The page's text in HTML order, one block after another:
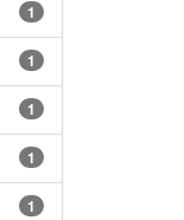
1
1
1
1
1